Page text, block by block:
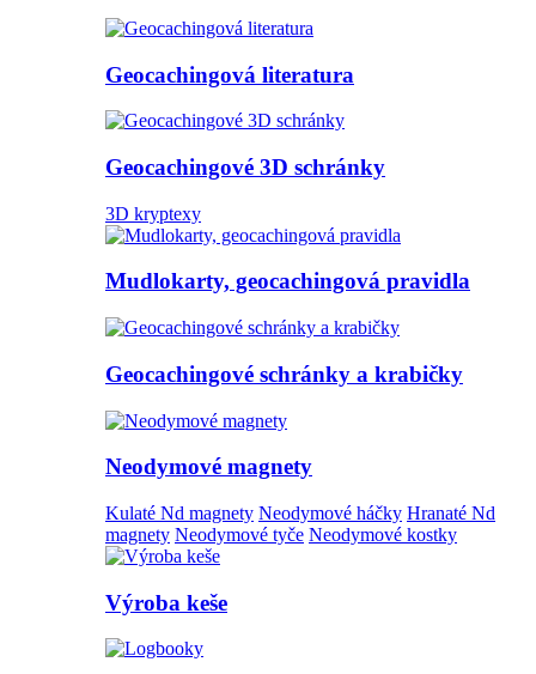
Geocachingová literatura
Geocachingové 3D schránky
3D kryptexy
Mudlokarty, geocachingová pravidla
Geocachingové schránky a krabičky
Neodymové magnety
Kulaté Nd magnety Neodymové háčky Hranaté Nd
magnety Neodymové tyče Neodymové kostky
Výroba keše